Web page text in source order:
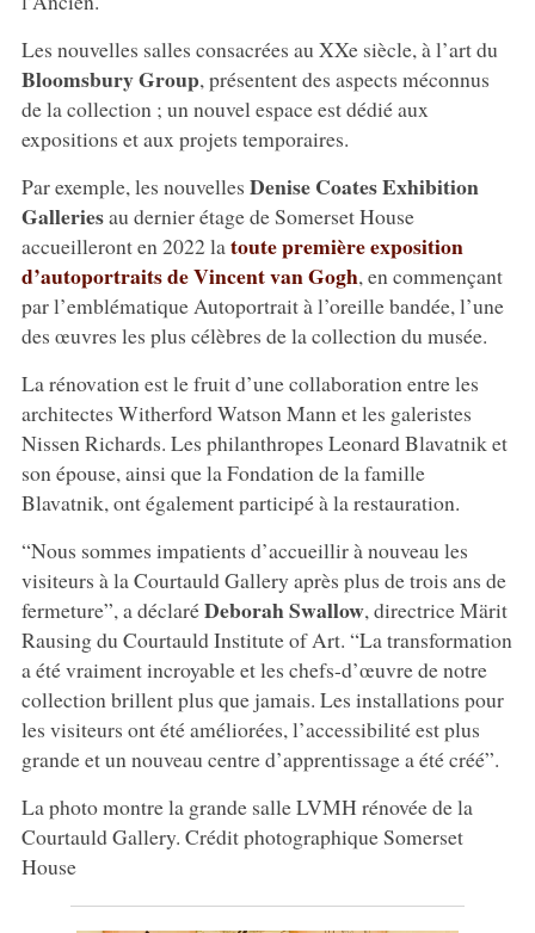
Les nouvelles salles consacrées au XXe siècle, à l’art du
Bloomsbury Group, présentent des aspects méconnus
de la collection ; un nouvel espace est dédié aux
expositions et aux projets temporaires.
Par exemple, les nouvelles Denise Coates Exhibition
Galleriesau dernier étage de Somerset House
accueilleront en 2022 la toute première exposition
d’autoportraits de Vincent van Gogh, en commençant
par l’emblématique Autoportrait à l’oreille bandée, l’une
des œuvres les plus célèbres de la collection du musée.
La rénovation est le fruit d’une collaboration entre les
architectes Witherford Watson Mann et les galeristes
Nissen Richards. Les philanthropes Leonard Blavatnik et
son épouse, ainsi que la Fondation de la famille
Blavatnik, ont également participé à la restauration.
“Nous sommes impatients d’accueillir à nouveau les
visiteurs à la Courtauld Gallery après plus de trois ans de
fermeture”, a déclaréDeborah Swallow, directrice Märit
Rausing du Courtauld Institute of Art. “La transformation
a été vraiment incroyable et les chefs-d’œuvre de notre
collection brillent plus que jamais. Les installations pour
les visiteurs ont été améliorées, l’accessibilité est plus
grande et un nouveau centre d’apprentissage a été créé”.
La photo montre la grande salle LVMH rénovée de la
Courtauld Gallery. Crédit photographique Somerset
House